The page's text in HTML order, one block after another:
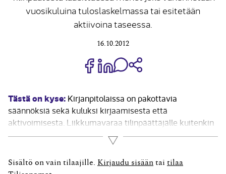
vuosikuluina tuloslaskelmassa tai esitetään
aktiivoina taseessa.
16.10.2012
Jaa Share on Facebook
Jaa Share on LinkedIn
Jaa WhatsApp-viestinä
Tästä on kyse: Kirjanpitolaissa on pakottavia
säännöksiä sekä kuluksi kirjaamisesta että
aktivoimisesta. Liikkumavaraa tilinpäättäjälle kuitenkin
jää usein melkoisesti. Aktivoimisen ehdottomana
perustana on vastainen tulonodotus. Tulonodotusten
dokumentointivaatimukset ovat lähtökohtaisesti
suuremmat aineettomien kuin aineellisten
Lue lisää
Sisältö on vain tilaajille. Kirjaudu sisään tai tilaa